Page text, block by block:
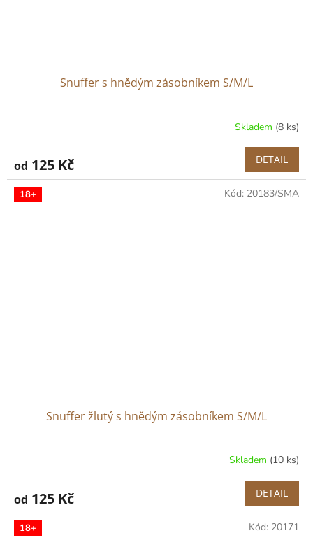
Snuffer s hnědým zásobníkem S/M/L
Skladem (8 ks)
od 125 Kč DETAIL
18+
Snuffer žlutý s hnědým zásobníkem S/M/L
Skladem (10 ks)
od 125 Kč DETAIL
Kód: 20183/SMA
18+ Kód: 20171